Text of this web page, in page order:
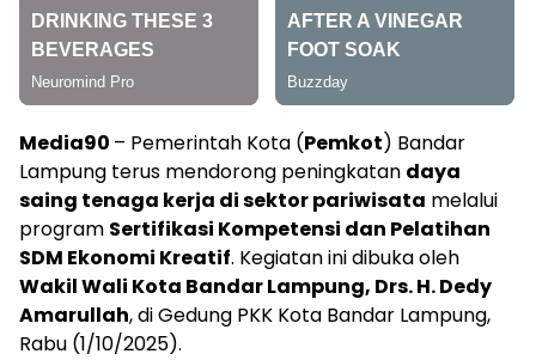
Media90 – Pemerintah Kota (Pemkot) Bandar
Lampung terus mendorong peningkatan daya
saing tenaga kerja di sektor pariwisata melalui
program Sertifikasi Kompetensi dan Pelatihan
SDM Ekonomi Kreatif. Kegiatan ini dibuka oleh
Wakil Wali Kota Bandar Lampung, Drs. H. Dedy
Amarullah, di Gedung PKK Kota Bandar Lampung,
Rabu (1/10/2025).